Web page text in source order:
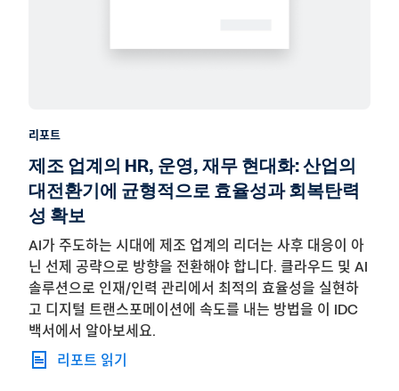
리포트
제조 업계의 HR, 운영, 재무 현대화: 산업의
대전환기에 균형적으로 효율성과 회복탄력
성 확보
AI가 주도하는 시대에 제조 업계의 리더는 사후 대응이 아
닌 선제 공략으로 방향을 전환해야 합니다. 클라우드 및 AI
솔루션으로 인재/인력 관리에서 최적의 효율성을 실현하
고 디지털 트랜스포메이션에 속도를 내는 방법을 이 IDC
백서에서 알아보세요.
리포트 읽기